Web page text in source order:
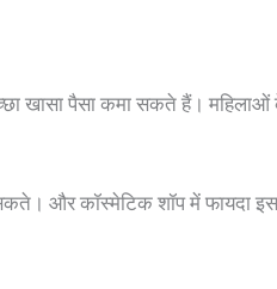
खासा पैसा कमा सकते हैं। महिलाओं
और कॉस्मेटिक शॉप में फायदा